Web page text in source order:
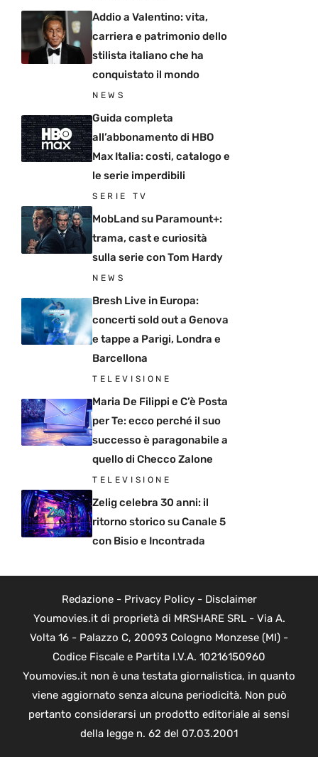
Addio a Valentino: vita,
carriera e patrimonio dello
stilista italiano che ha
conquistato il mondo
NEWS
Guida completa
all’abbonamento di HBO
Max Italia: costi, catalogo e
le serie imperdibili
SERIE TV
MobLand su Paramount+:
trama, cast e curiosità
sulla serie con Tom Hardy
NEWS
Bresh Live in Europa:
concerti sold out a Genova
e tappe a Parigi, Londra e
Barcellona
TELEVISIONE
Maria De Filippi e C’è Posta
per Te: ecco perché il suo
successo è paragonabile a
quello di Checco Zalone
TELEVISIONE
Zelig celebra 30 anni: il
ritorno storico su Canale 5
con Bisio e Incontrada
Redazione- Privacy Policy- Disclaimer
Youmovies.it di proprietà di MRSHARE SRL - Via A.
Volta 16 - Palazzo C, 20093 Cologno Monzese (MI) -
Codice Fiscale e Partita I.V.A. 10216150960
Youmovies.it non è una testata giornalistica, in quanto
viene aggiornato senza alcuna periodicità. Non può
pertanto considerarsi un prodotto editoriale ai sensi
della legge n. 62 del 07.03.2001